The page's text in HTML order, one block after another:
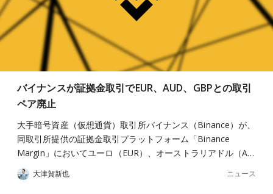
バイナンスが証拠金取引でEUR、AUD、GBPとの取引
ペア廃止
大手暗号資産（仮想通貨）取引所バイナンス（Binance）が、
同取引所提供の証拠金取引プラットフォーム「Binance
Margin」においてユーロ（EUR）、オーストラリアドル（A…
大津賀新也 ニュース